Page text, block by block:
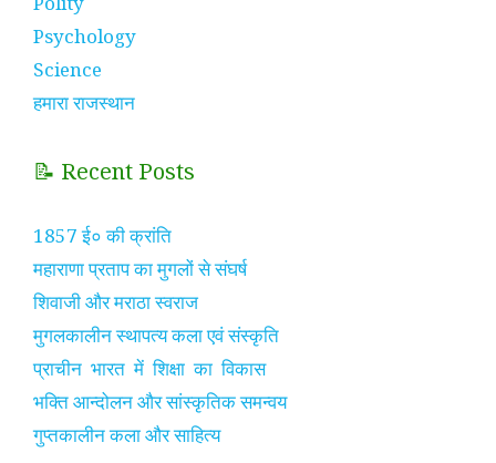
Psychology
Science
हमारा राजस्थान
📝 Recent Posts
1857 ई० की क्रांति
महाराणा प्रताप का मुगलों से संघर्ष
शिवाजी और मराठा स्वराज
मुगलकालीन स्थापत्य कला एवं संस्कृति
प्राचीन भारत में शिक्षा का विकास
भक्ति आन्दोलन और सांस्कृतिक समन्वय
गुप्तकालीन कला और साहित्य